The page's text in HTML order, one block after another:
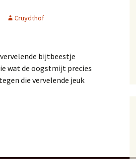
Cruydthof
bijtbeestje
wat de oogstmijt precies
die vervelende jeuk